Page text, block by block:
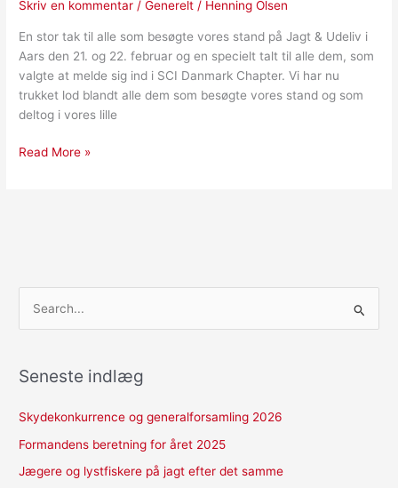
Skriv en kommentar /Generelt / Henning Olsen
En stor tak til alle som besøgte vores stand på Jagt & Udeliv i
Aars den 21. og 22. februar og en specielt talt til alle dem, som
valgte at melde sig ind i SCI Danmark Chapter. Vi har nu
trukket lod blandt alle dem som besøgte vores stand og som
deltog i vores lille
Read More »
e
r
Seneste indlæg
Skydekonkurrence og generalforsamling 2026
Formandens beretning for året 2025
Jægere og lystfiskere på jagt efter det samme